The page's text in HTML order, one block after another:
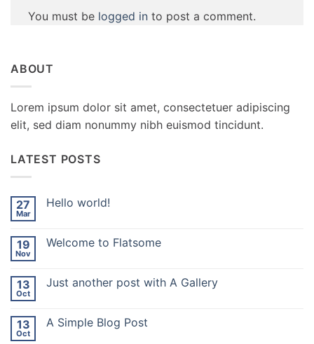
You must be logged in to post a comment.
ABOUT
Lorem ipsum dolor sit amet, consectetuer adipiscing
elit, sed diam nonummy nibh euismod tincidunt.
LATEST POSTS
27
Mar
Hello world!
Hello
19
Nov
Welcome to Flatsome
Welcome
13
Oct
Just another post with A Gallery
Just
13
Oct
A Simple Blog Post